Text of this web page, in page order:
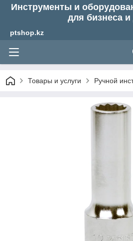
Инструменты и
для бизнеса
ptshop.kz
Товары и услуги Ручной